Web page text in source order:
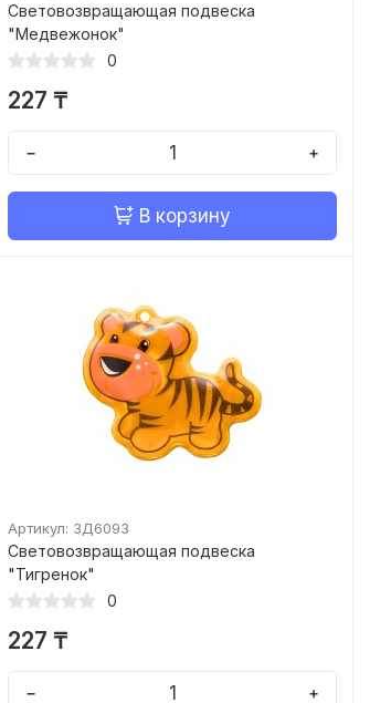
Световозвращающая подвеска
"Медвежонок"
0
227 ₸
− +
В корзину
Артикул: ЗД6093
Световозвращающая подвеска
"Тигренок"
0
227 ₸
− +